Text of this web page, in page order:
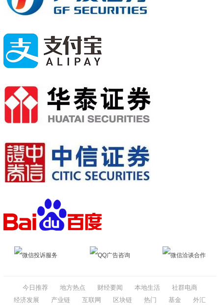
微信投诉服务 QQ广告咨询 微信洽谈合作
今日推荐 地方热点 财经要闻 本地生活
社群电商
经济发展
产业链 互联网 区块链 热门 基金 外汇